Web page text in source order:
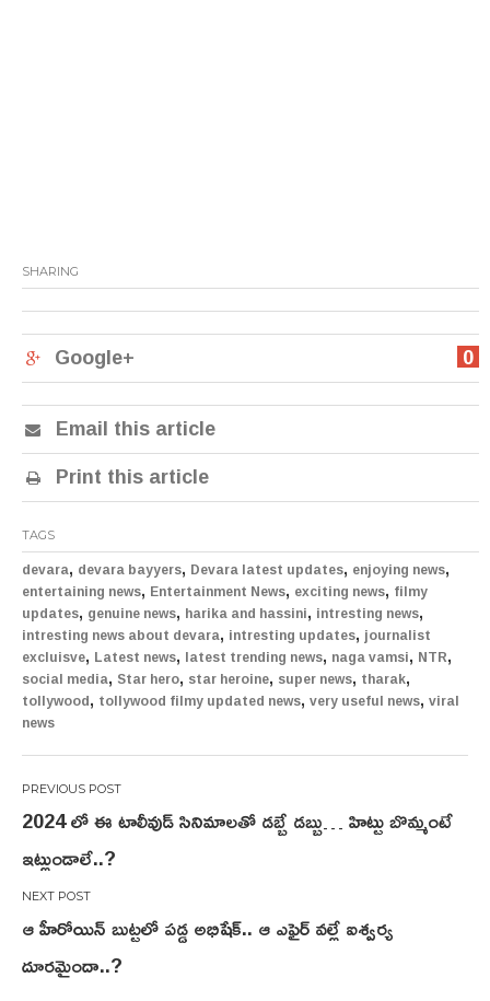
SHARING
0
Google+
Email this article
Print this article
TAGS
devara, devara bayyers, Devara latest updates, enjoying news,
entertaining news, Entertainment News, exciting news, filmy
updates, genuine news, harika and hassini, intresting news,
intresting news about devara, intresting updates, journalist
excluisve, Latest news, latest trending news, naga vamsi, NTR,
social media, Star hero, star heroine, super news, tharak,
tollywood, tollywood filmy updated news, very useful news, viral
news
Post
navigation
2024 లో ఈ టాలీవుడ్ సినిమాల‌తో డ‌బ్బే డ‌బ్బు… హిట్టు బొమ్మంటే
ఇట్లుండాలే..?
ఆ హీరోయిన్ బుట్ట‌లో ప‌డ్డ అభిషేక్‌.. ఆ ఎఫైర్ వ‌ల్లే ఐశ్వ‌ర్య
దూర‌మైందా..?